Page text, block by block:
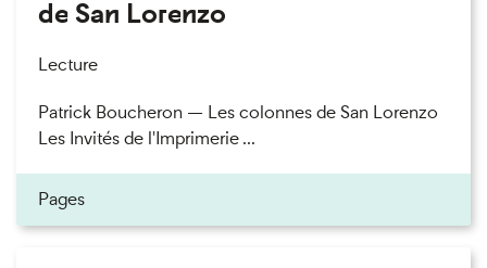
de San Lorenzo
Lecture
Patrick Boucheron — Les colonnes de San Lorenzo
Les Invités de l'Imprimerie ...
Pages